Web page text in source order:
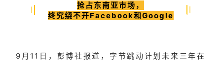
抢占东南亚市场，
终究绕不开Facebook和Google
9月11日，彭博社报道，字节跳动计划未来三年在